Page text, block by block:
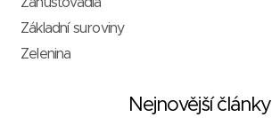
Zahušťovadla
Základní suroviny
Zelenina
Nejnovější články